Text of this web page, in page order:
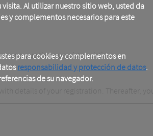
Al utilizar nuestro sitio web, usted da
y complementos necesarios para este
para cookies y complementos en
responsabilidad y protección de datos.
de su navegador.
que tiene previsto asistir.
details of your registration. Thereafter,